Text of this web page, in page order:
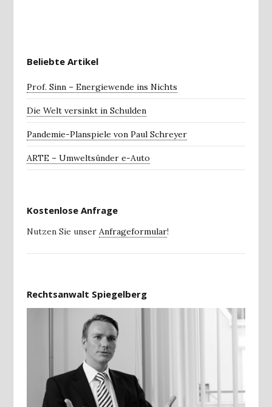
Beliebte Artikel
Prof. Sinn – Energiewende ins Nichts
Die Welt versinkt in Schulden
Pandemie-Planspiele von Paul Schreyer
ARTE – Umweltsünder e-Auto
Kostenlose Anfrage
Nutzen Sie unser Anfrageformular!
Rechtsanwalt Spiegelberg